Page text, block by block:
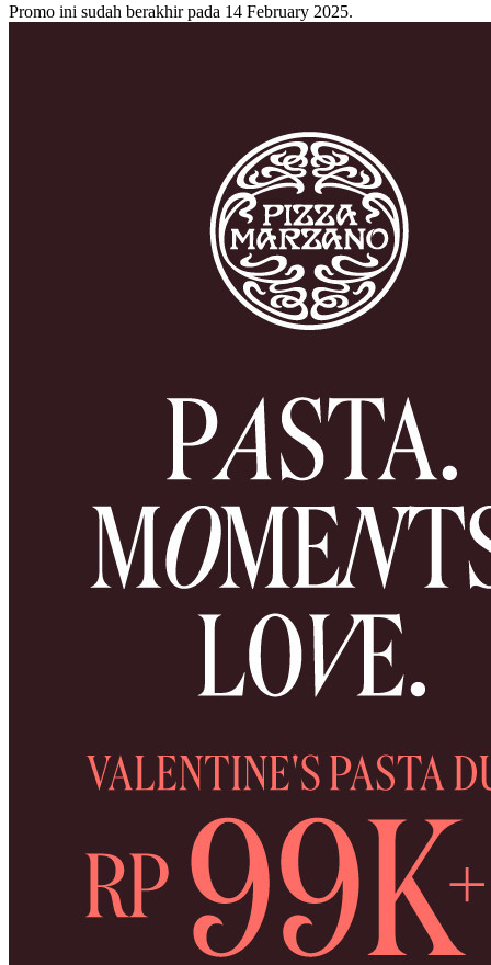
Promo ini sudah berakhir pada 14 February 2025.